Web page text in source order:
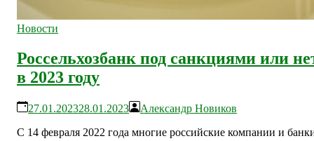
Новости
Россельхозбанк под санкциями или
в 2023 году
27.01.202328.01.2023
Александр Новиков
С 14 февраля 2022 года многие российские компании и